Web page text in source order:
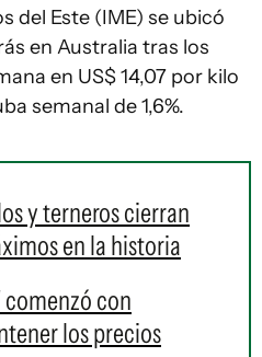
del Este (IME) se ubicó
en Australia tras los
en US$ 14,07 por kilo
semanal de 1,6%.
y terneros cierran
en la historia
con
los precios